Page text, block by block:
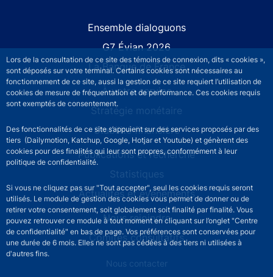
Lors de la consultation de ce site des témoins de connexion, dits « cookies »,
sont déposés sur votre terminal. Certains cookies sont nécessaires au
fonctionnement de ce site, aussi la gestion de ce site requiert l’utilisation de
cookies de mesure de fréquentation et de performance. Ces cookies requis
sont exemptés de consentement.
Des fonctionnalités de ce site s’appuient sur des services proposés par des
tiers (Dailymotion, Katchup, Google, Hotjar et Youtube) et génèrent des
cookies pour des finalités qui leur sont propres, conformément à leur
politique de confidentialité.
Si vous ne cliquez pas sur "Tout accepter", seul les cookies requis seront
utilisés. Le module de gestion des cookies vous permet de donner ou de
retirer votre consentement, soit globalement soit finalité par finalité. Vous
pouvez retrouver ce module à tout moment en cliquant sur l’onglet "Centre
de confidentialité" en bas de page. Vos préférences sont conservées pour
une durée de 6 mois. Elles ne sont pas cédées à des tiers ni utilisées à
d'autres fins.
Ensemble dialoguons
G7 Évian 2026
La Banque de France
À votre service
Stratégie monétaire
Stabilité financière
Publications et recherche
Statistiques
Actualités et événements
Nous rejoindre
Comités consultatifs
Footer secondary menuNous contacter